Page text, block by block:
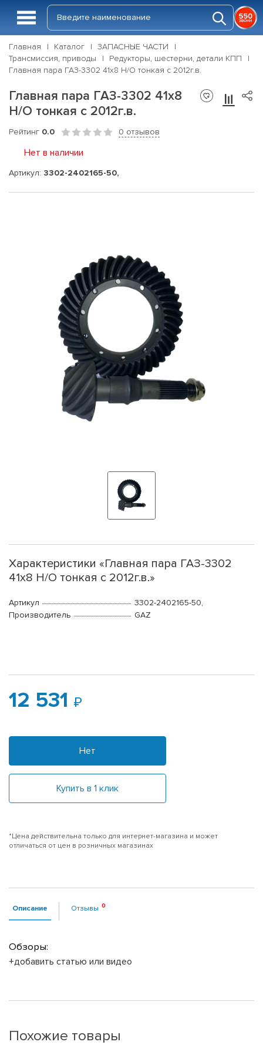
Главная Каталог
ЗАПАСНЫЕ ЧАСТИ
Трансмиссия, приводы
Редукторы, шестерни, детали КПП
Главная пара ГАЗ-3302 41х8 Н/О тонкая с 2012г.в.
Главная пара ГАЗ-3302 41х8
Н/О тонкая с 2012г.в.
Рейтинг 0.0 0 отзывов
Нет в наличии
Артикул: 3302-2402165-50,
Характеристики «Главная пара ГАЗ-3302
41х8 Н/О тонкая с 2012г.в.»
Артикул
3302-2402165-50,
Производитель
GAZ
12 531
Нет
Купить в 1 клик
*Цена действительна только для интернет-магазина и может
отличаться от цен в розничных магазинах
Описание Отзывы
Обзоры:
+добавить статью или видео
Похожие товары